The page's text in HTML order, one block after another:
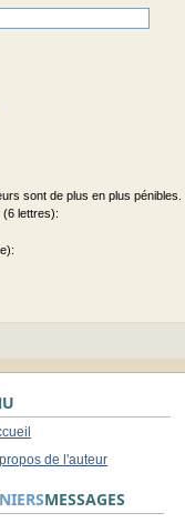
sont de plus en plus pénibles.
(6 lettres):
de l'auteur
MESSAGES